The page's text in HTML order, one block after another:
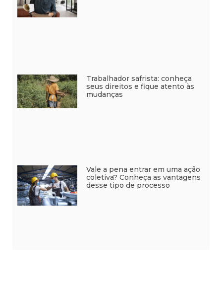
Trabalhador safrista: conheça
seus direitos e fique atento às
mudanças
Vale a pena entrar em uma ação
coletiva? Conheça as vantagens
desse tipo de processo